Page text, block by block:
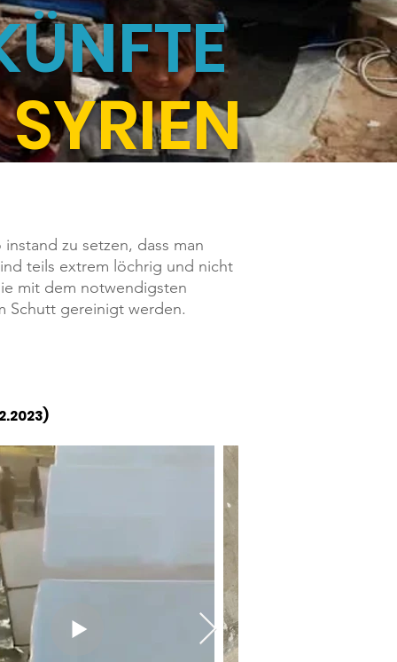
zu setzen, dass man
teils extrem löchrig und nicht
mit dem notwendigsten
Schutt gereinigt werden.